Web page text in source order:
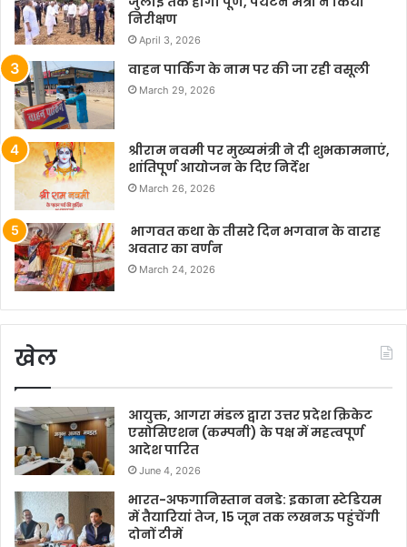
निरीक्षण
April 3, 2026
वाहन पार्किंग के नाम पर की जा रही वसूली
March 29, 2026
श्रीराम नवमी पर मुख्यमंत्री ने दी शुभकामनाएं,
शांतिपूर्ण आयोजन के दिए निर्देश
March 26, 2026
भागवत कथा के तीसरे दिन भगवान के वाराह
अवतार का वर्णन
March 24, 2026
खेल
आयुक्त, आगरा मंडल द्वारा उत्तर प्रदेश क्रिकेट
एसोसिएशन (कम्पनी) के पक्ष में महत्वपूर्ण
आदेश पारित
June 4, 2026
भारत-अफगानिस्तान वनडे: इकाना स्टेडियम
में तैयारियां तेज, 15 जून तक लखनऊ पहुंचेंगी
दोनों टीमें